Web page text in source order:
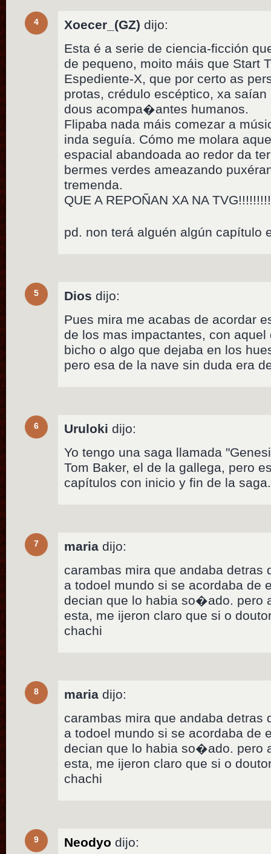
4 Xoecer_(GZ) dijo:
Esta é a serie de ciencia-ficción
de pequeno, moito máis que Start
Espediente-X, que por certo as
protas, crédulo escéptico, xa
dous acompa�antes humanos.
Flipaba nada máis comezar a
inda seguía. Cómo me molara
espacial abandoada ao redor da
bermes verdes ameazando
tremenda.
QUE A REPOÑAN XA NA TVG!!!!!!!!!
pd. non terá alguén algún capítulo
5 Dios dijo:
Pues mira me acabas de acordar
de los mas impactantes, con
bicho o algo que dejaba en los
pero esa de la nave sin duda era
6 Uruloki dijo:
Yo tengo una saga llamada
Tom Baker, el de la gallega, pero
capítulos con inicio y fin de la saga.
7 maria dijo:
carambas mira que andaba detras
a todoel mundo si se acordaba de
decian que lo habia so�ado. pero
esta, me ijeron claro que si o
chachi
8 maria dijo:
carambas mira que andaba detras
a todoel mundo si se acordaba de
decian que lo habia so�ado. pero
esta, me ijeron claro que si o
chachi
9 Neodyo dijo: